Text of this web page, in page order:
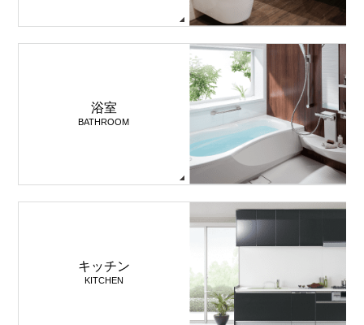
浴室
BATHROOM
キッチン
KITCHEN